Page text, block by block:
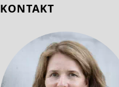
KONTAKT